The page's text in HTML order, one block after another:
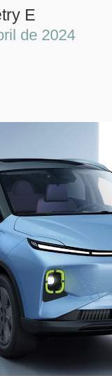
E
de 2024